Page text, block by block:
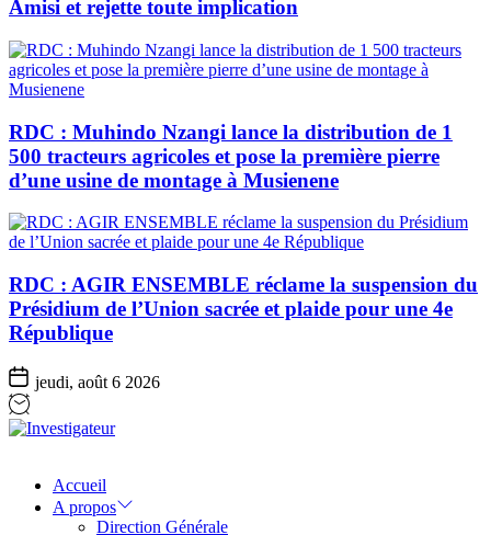
Amisi et rejette toute implication
RDC : Muhindo Nzangi lance la distribution de 1
500 tracteurs agricoles et pose la première pierre
d’une usine de montage à Musienene
RDC : AGIR ENSEMBLE réclame la suspension du
Présidium de l’Union sacrée et plaide pour une 4e
République
jeudi, août 6 2026
Accueil
A propos
Direction Générale